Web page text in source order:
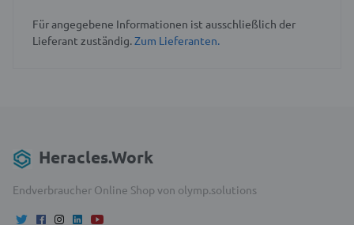
Für angegebene Informationen ist ausschließlich der
Lieferant zuständig.Zum Lieferanten.
Heracles.Work
Endverbraucher Online Shop von olymp.solutions